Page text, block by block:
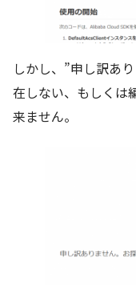
しかし、”申し訳あ
在しない、もしくは
来ません。